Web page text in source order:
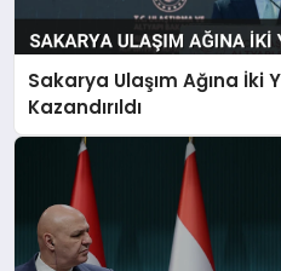
Sakarya Ulaşım Ağına İki
Kazandırıldı